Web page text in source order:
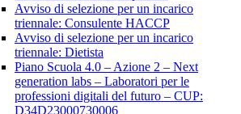
Avviso di selezione per un incarico
triennale: Consulente HACCP
Avviso di selezione per un incarico
triennale: Dietista
Piano Scuola 4.0 – Azione 2 – Next
generation labs – Laboratori per le
professioni digitali del futuro – CUP:
D34D23000730006